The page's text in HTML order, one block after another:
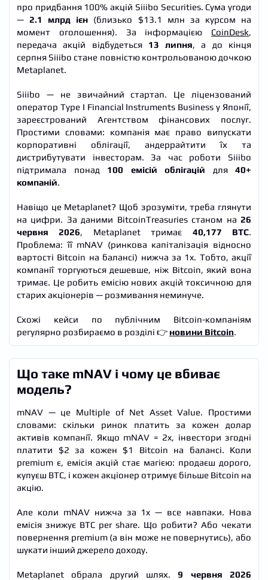
про придбання 100% акцій Siiibo Securities. Сума угоди
—2.1 млрд ієн (близько $13.1 млн за курсом на
момент оголошення). За інформацією CoinDesk,
передача акцій відбудеться 13 липня, а до кінця
серпня Siiibo стане повністю контрольованою дочкою
Metaplanet.
Siiibo — не звичайний стартап. Це ліцензований
оператор Type I Financial Instruments Business у Японії,
зареєстрований Агентством фінансових послуг.
Простими словами: компанія має право випускати
корпоративні облігації, андеррайтити їх та
дистрибутувати інвесторам. За час роботи Siiibo
підтримала понад 100 емісій облігацій для 40+
компаній.
Навіщо це Metaplanet? Щоб зрозуміти, треба глянути
на цифри. За даними BitcoinTreasuries станом на 26
червня 2026, Metaplanet тримає 40,177 BTC.
Проблема: її mNAV (ринкова капіталізація відносно
вартості Bitcoin на балансі) нижча за 1x. Тобто, акції
компанії торгуються дешевше, ніж Bitcoin, який вона
тримає. Це робить емісію нових акцій токсичною для
старих акціонерів — розмивання неминуче.
Схожі кейси по публічним Bitcoin-компаніям
регулярно розбираємо в розділі 👉 новини Bitcoin.
Що таке mNAV і чому це вбиває
модель?
mNAV — це Multiple of Net Asset Value. Простими
словами: скільки ринок платить за кожен долар
активів компанії. Якщо mNAV = 2x, інвестори згодні
платити $2 за кожен $1 Bitcoin на балансі. Коли
premium є, емісія акцій стає магією: продаєш дорого,
купуєш BTC, і кожен акціонер отримує більше Bitcoin на
акцію.
Але коли mNAV нижча за 1x — все навпаки. Нова
емісія знижує BTC per share. Що робити? Або чекати
повернення premium (а він може не повернутись), або
шукати інший джерело доходу.
Metaplanet обрала другий шлях.9 червня 2026